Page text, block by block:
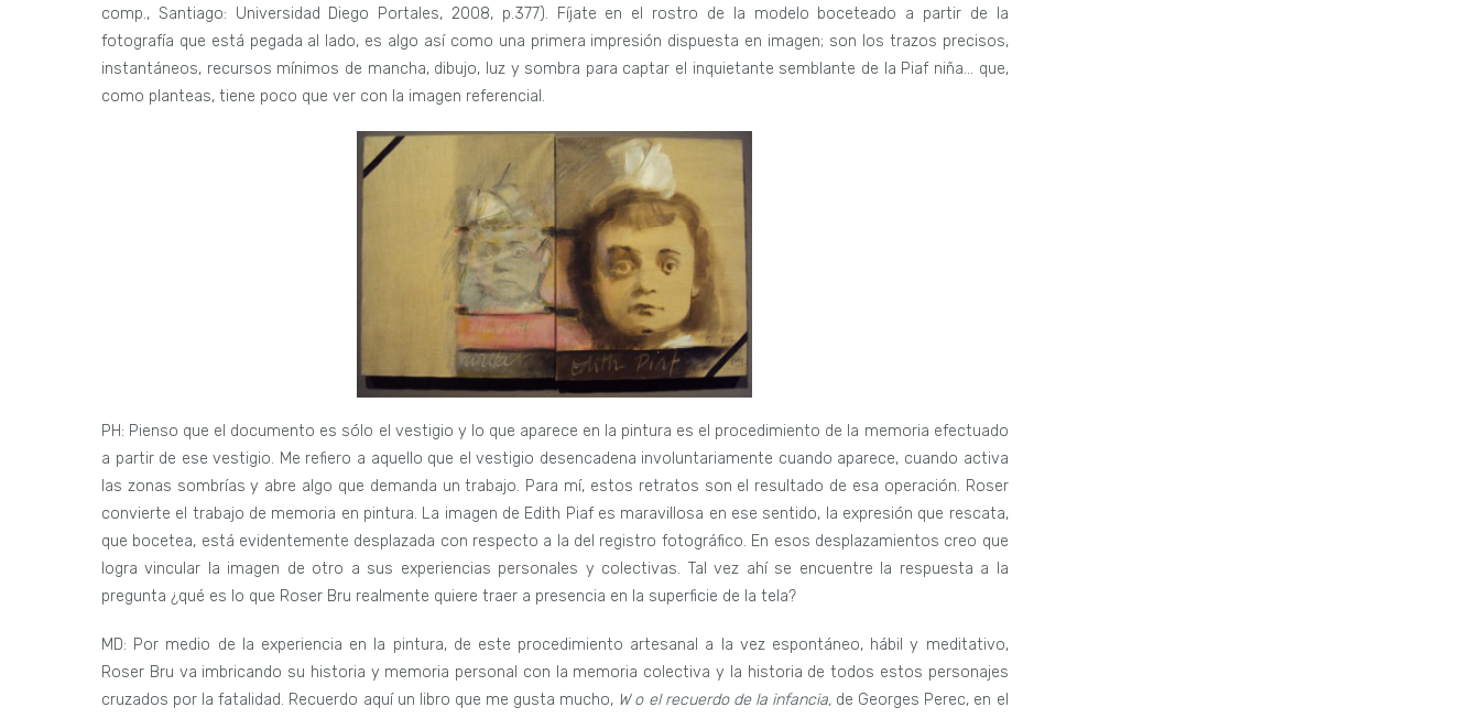
comp., Santiago: Universidad Diego Portales, 2008, p.377). Fíjate en el rostro de la modelo boceteado a partir de la
fotografía que está pegada al lado, es algo así como una primera impresión dispuesta en imagen; son los trazos precisos,
instantáneos, recursos mínimos de mancha, dibujo, luz y sombra para captar el inquietante semblante de la Piaf niña… que,
como planteas, tiene poco que ver con la imagen referencial.
PH: Pienso que el documento es sólo el vestigio y lo que aparece en la pintura es el procedimiento de la memoria efectuado
a partir de ese vestigio. Me refiero a aquello que el vestigio desencadena involuntariamente cuando aparece, cuando activa
las zonas sombrías y abre algo que demanda un trabajo. Para mí, estos retratos son el resultado de esa operación. Roser
convierte el trabajo de memoria en pintura. La imagen de Edith Piaf es maravillosa en ese sentido, la expresión que rescata,
que bocetea, está evidentemente desplazada con respecto a la del registro fotográfico. En esos desplazamientos creo que
logra vincular la imagen de otro a sus experiencias personales y colectivas. Tal vez ahí se encuentre la respuesta a la
pregunta ¿qué es lo que Roser Bru realmente quiere traer a presencia en la superficie de la tela?
MD: Por medio de la experiencia en la pintura, de este procedimiento artesanal a la vez espontáneo, hábil y meditativo,
Roser Bru va imbricando su historia y memoria personal con la memoria colectiva y la historia de todos estos personajes
cruzados por la fatalidad. Recuerdo aquí un libro que me gusta mucho, W o el recuerdo de la infancia, de Georges Perec, en el